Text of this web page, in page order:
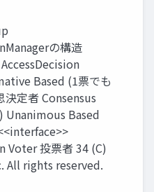
の構造
Based (1票でも
決定者 Consensus
Unanimous Based
Voter 投票者 34 (C)
All rights reserved.